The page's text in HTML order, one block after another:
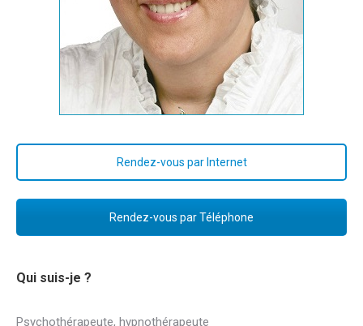
Qui suis-je ?
Psychothérapeute, hypnothérapeute
Rendez-vous par Internet
Rendez-vous par Téléphone